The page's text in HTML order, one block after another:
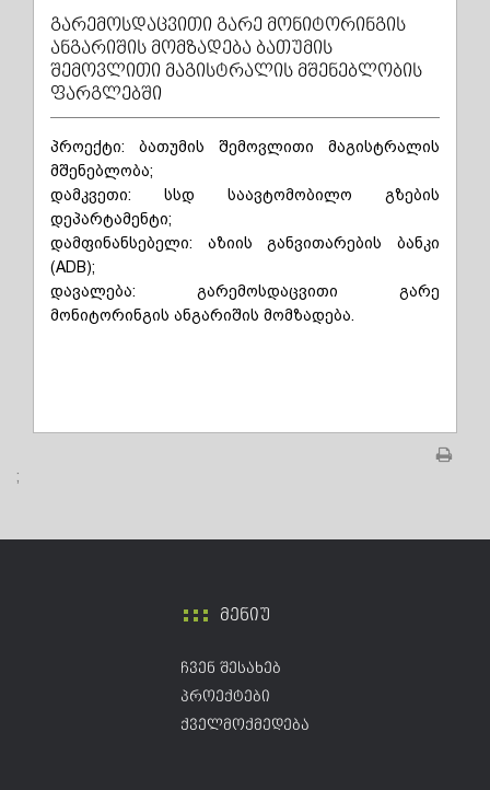
გარემოსდაცვითი გარე მონიტორინგის
ანგარიშის მომზადება ბათუმის
შემოვლითი მაგისტრალის მშენებლობის
ფარგლებში
პროექტი: ბათუმის შემოვლითი მაგისტრალის
მშენებლობა;
დამკვეთი: სსდ საავტომობილო გზების
დეპარტამენტი;
დამფინანსებელი: აზიის განვითარების ბანკი
(ADB);
დავალება: გარემოსდაცვითი გარე
მონიტორინგის ანგარიშის მომზადება.
;
მენიუ
ჩვენ შესახებ
პროექტები
ქველმოქმედება